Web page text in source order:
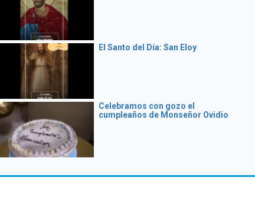
El Santo del Día: San Eloy
Celebramos con gozo el
cumpleaños de Monseñor Ovidio